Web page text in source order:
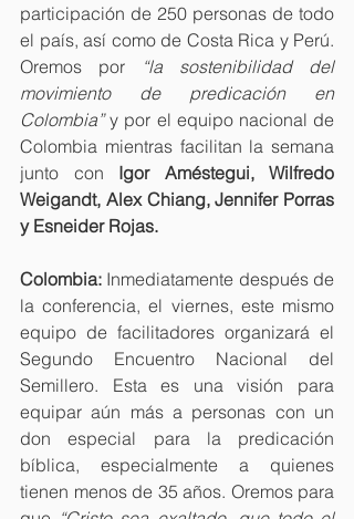
participación de 250 personas de todo
el país, así como de Costa Rica y Perú.
Oremos por
“la sostenibilidad del
movimiento de predicación en
Colombia” y por el equipo nacional de
Colombia mientras facilitan la semana
junto con Igor Améstegui, Wilfredo
Weigandt, Alex Chiang, Jennifer Porras
y Esneider Rojas.
Colombia: Inmediatamente después de
la conferencia, el viernes, este mismo
equipo de facilitadores organizará el
Segundo Encuentro Nacional del
Semillero. Esta es una visión para
equipar aún más a personas con un
don especial para la predicación
bíblica, especialmente a quienes
tienen menos de 35 años. Oremos para